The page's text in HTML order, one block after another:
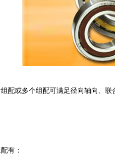
配或多个组配可满足径向轴向、
有：